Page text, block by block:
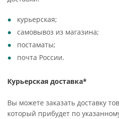
курьерская;
самовывоз из магазина;
постаматы;
почта России.
Курьерская доставка*
Вы можете заказать доставку
который прибудет по